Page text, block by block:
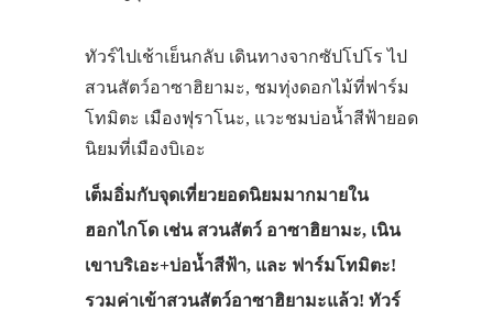
ทัวร์ไปเช้าเย็นกลับ เดินทางจากซัปโปโร ไป
สวนสัตว์อาซาฮิยามะ, ชมทุ่งดอกไม้ที่ฟาร์ม
โทมิตะ เมืองฟุราโนะ, แวะชมบ่อน้ำสีฟ้ายอด
นิยมที่เมืองบิเอะ
เต็มอิ่มกับจุดเที่ยวยอดนิยมมากมายใน
ฮอกไกโด เช่น สวนสัตว์ อาซาฮิยามะ, เนิน
เขาบริเอะ+บ่อน้ำสีฟ้า, และ ฟาร์มโทมิตะ!
รวมค่าเข้าสวนสัตว์อาซาฮิยามะแล้ว! ทัวร์